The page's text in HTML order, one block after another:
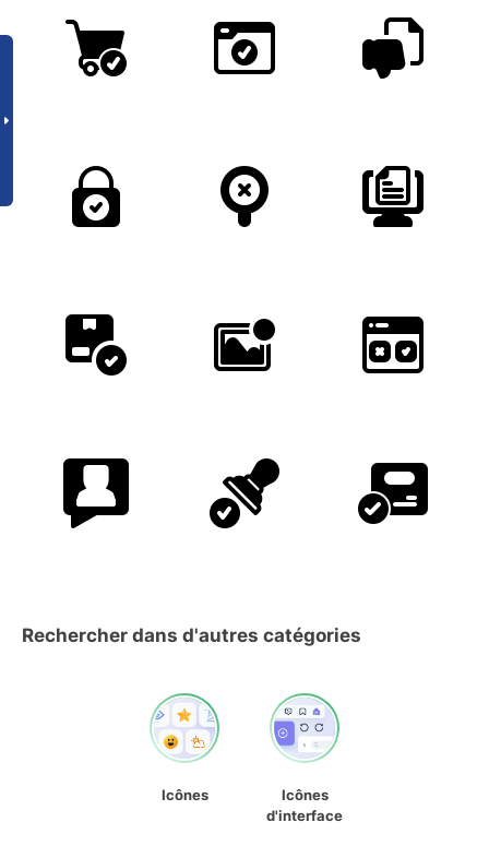
Rechercher dans d'autres catégories
Icônes
Icônes
d'interface